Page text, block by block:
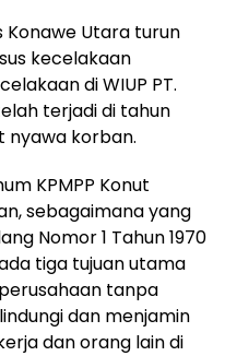
Utara turun
kecelakaan
di WIUP PT.
terjadi di tahun
nyawa korban.
KPMPP Konut
sebagaimana yang
Nomor 1 Tahun 1970
tiga tujuan utama
tanpa
dan menjamin
dan orang lain di